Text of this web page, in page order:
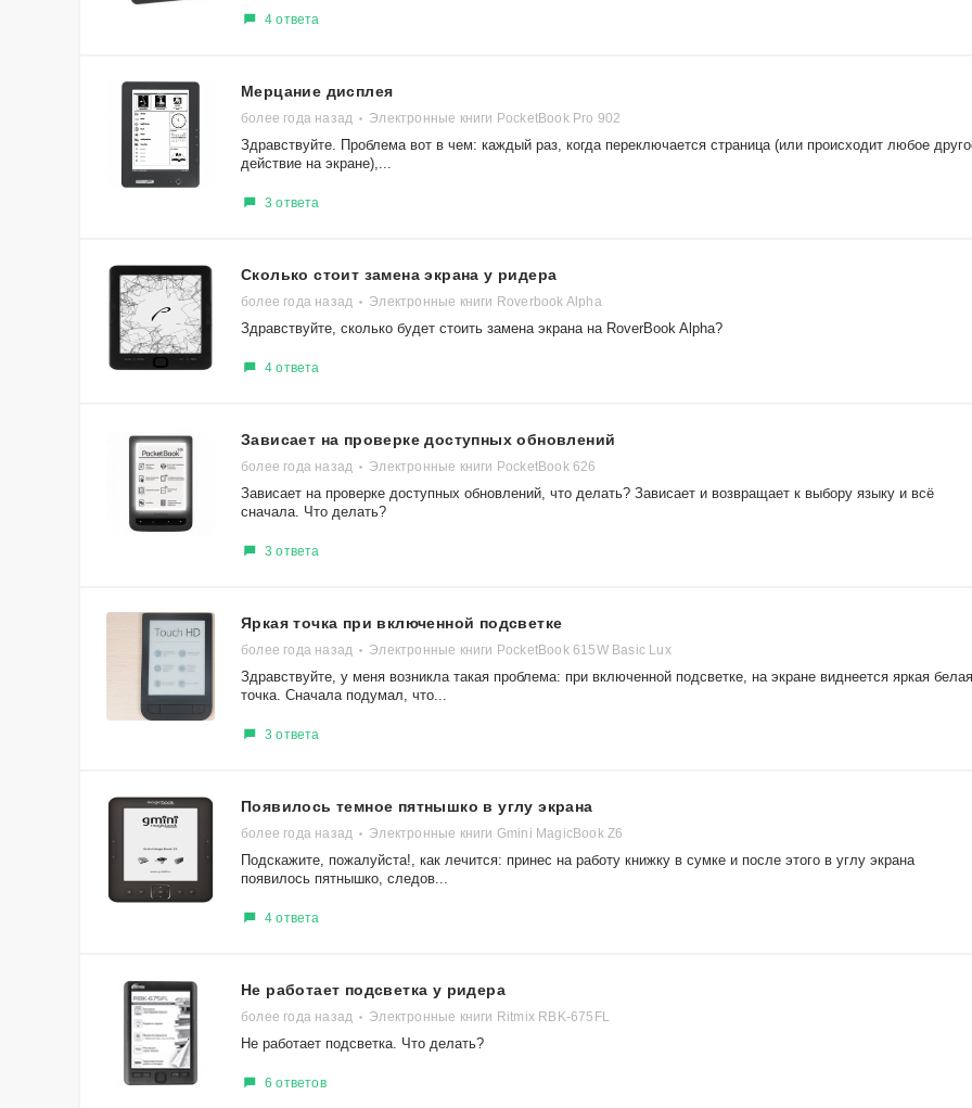
4 ответа
Мерцание дисплея
более года назад Электронные книги PocketBook Pro 902
Здравствуйте. Проблема вот в чем: каждый раз, когда переключается страница (или происходит любое
действие на экране),...
3 ответа
Сколько стоит замена экрана у ридера
более года назад Электронные книги Roverbook Alpha
Здравствуйте, сколько будет стоить замена экрана на RoverBook Alpha?
4 ответа
Зависает на проверке доступных обновлений
более года назад Электронные книги PocketBook 626
Зависает на проверке доступных обновлений, что делать? Зависает и возвращает к выбору языку и всё
сначала. Что делать?
3 ответа
Яркая точка при включенной подсветке
более года назад Электронные книги PocketBook 615W Basic Lux
Здравствуйте, у меня возникла такая проблема: при включенной подсветке, на экране виднеется яркая белая
точка. Сначала подумал, что...
3 ответа
Появилось темное пятнышко в углу экрана
более года назад Электронные книги Gmini MagicBook Z6
Подскажите, пожалуйста!, как лечится: принес на работу книжку в сумке и после этого в углу экрана
появилось пятнышко, следов...
4 ответа
Не работает подсветка у ридера
более года назад Электронные книги Ritmix RBK-675FL
Не работает подсветка. Что делать?
6 ответов